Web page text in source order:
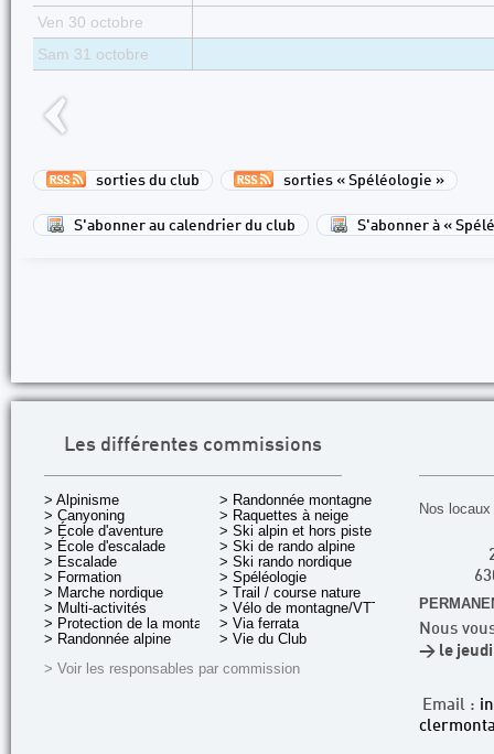
Ven 30 octobre
Sam 31 octobre
sorties du club sorties « Spéléologie »
S'abonner au calendrier du club S'abonner à «
Les différentes commissions
> Alpinisme
> Canyoning
> École d'aventure
> École d'escalade
> Escalade
> Formation
> Marche nordique
> Multi-activités
> Protection de la montagne
> Randonnée alpine
> Randonnée montagne
> Raquettes à neige
> Ski alpin et hors piste
> Ski de rando alpine
> Ski rando nordique
> Spéléologie
> Trail / course nature
> Vélo de montagne/VTT
> Via ferrata
> Vie du Club
> Voir les responsables par commission
Nos
Nous
> le jeudi
Email :